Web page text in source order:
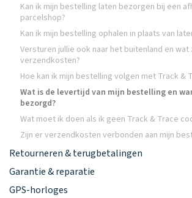
Kan ik mijn bestelling laten bezorgen bij een
parcelshop?
Kan ik mijn bestelling ophalen in plaats van
Versturen jullie ook naar het buitenland en wat
verzendkosten?
Hoe kan ik mijn bestelling volgen met Track &
Wat is de levertijd van mijn bestelling en
bezorgd?
Wat moet ik doen als ik geen Track & Trace
Zijn er verzendkosten verbonden aan mijn
Retourneren & terugbetalingen
Garantie & reparatie
GPS-horloges